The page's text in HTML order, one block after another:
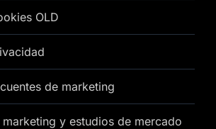
OLD
de marketing
y estudios de mercado